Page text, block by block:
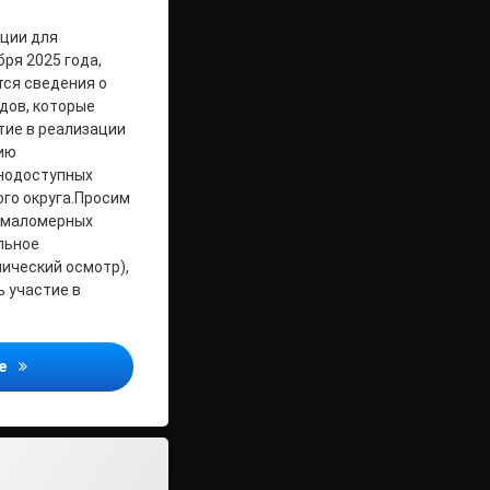
для
2025 года,
сведения о
которые
в реализации
округа.Просим
осмотр),
участие в
Вниманию владельцев маломерных судов!